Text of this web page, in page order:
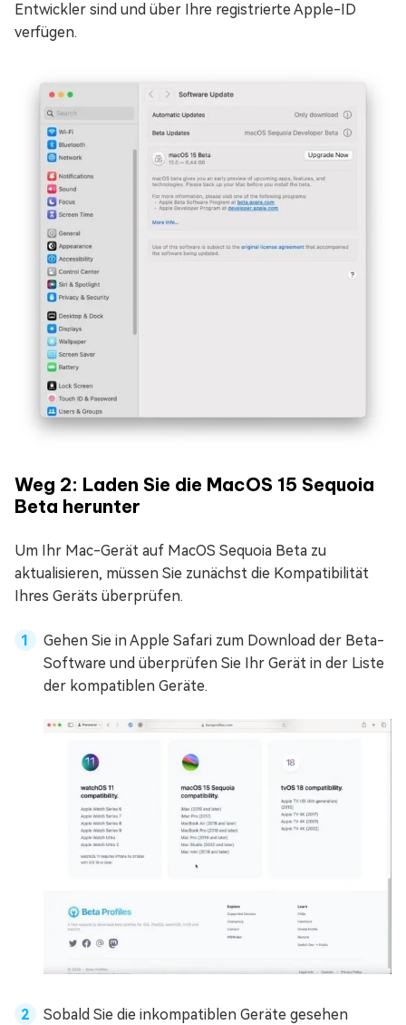
Entwickler sind und über Ihre registrierte Apple-ID
verfügen.
Weg 2: Laden Sie die MacOS 15 Sequoia
Beta herunter
Um Ihr Mac-Gerät auf MacOS Sequoia Beta zu
aktualisieren, müssen Sie zunächst die Kompatibilität
Ihres Geräts überprüfen.
Gehen Sie in Apple Safari zum Download der Beta-
Software und überprüfen Sie Ihr Gerät in der Liste
der kompatiblen Geräte.
Sobald Sie die inkompatiblen Geräte gesehen